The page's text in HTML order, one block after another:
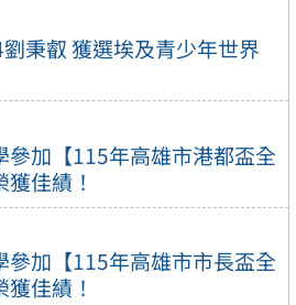
秉叡 獲選埃及青少年世界
參加【115年高雄市港都盃全
佳績！
參加【115年高雄市市長盃全
佳績！